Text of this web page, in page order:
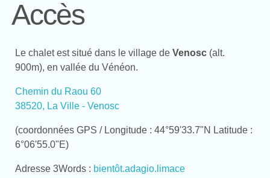
Accès
Le chalet est situé dans le village de Venosc (alt.
900m), en vallée du Vénéon.
Chemin du Raou 60
38520, La Ville - Venosc
(coordonnées GPS / Longitude : 44°59'33.7"N Latitude :
6°06'55.0"E)
Adresse 3Words : bientôt.adagio.limace